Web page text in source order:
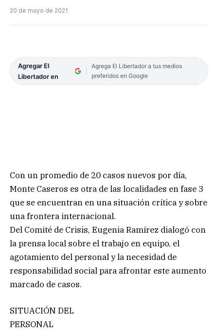
20 de mayo de 2021
Agregar El
Libertador en
Agrega El Libertador a tus medios
preferidos en Google
Con un promedio de 20 casos nuevos por día,
Monte Caseros es otra de las localidades en fase 3
que se encuentran en una situación crítica y sobre
una frontera internacional.
Del Comité de Crisis, Eugenia Ramírez dialogó con
la prensa local sobre el trabajo en equipo, el
agotamiento del personal y la necesidad de
responsabilidad social para afrontar este aumento
marcado de casos.
SITUACIÓN DEL
PERSONAL